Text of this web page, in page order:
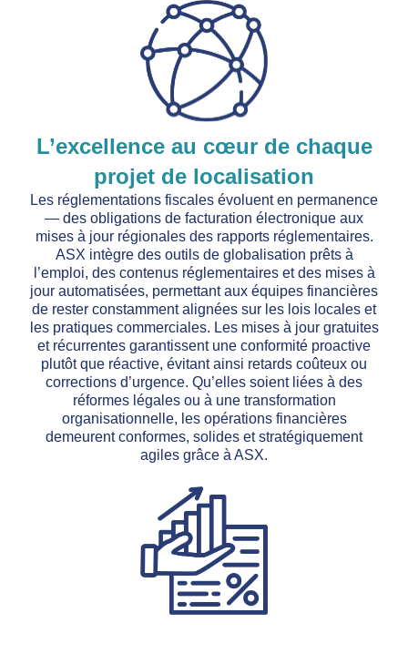
L’excellence au cœur de chaque
projet de localisation
Les réglementations fiscales évoluent en permanence
— des obligations de facturation électronique aux
mises à jour régionales des rapports réglementaires.
ASX intègre des outils de globalisation prêts à
l’emploi, des contenus réglementaires et des mises à
jour automatisées, permettant aux équipes financières
de rester constamment alignées sur les lois locales et
les pratiques commerciales. Les mises à jour gratuites
et récurrentes garantissent une conformité proactive
plutôt que réactive, évitant ainsi retards coûteux ou
corrections d’urgence. Qu’elles soient liées à des
réformes légales ou à une transformation
organisationnelle, les opérations financières
demeurent conformes, solides et stratégiquement
agiles grâce à ASX.